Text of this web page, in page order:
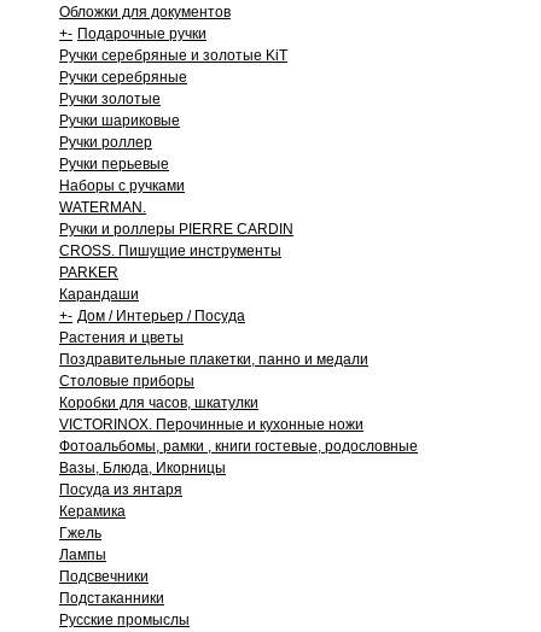
Обложки для документов
+- Подарочные ручки
Ручки серебряные и золотые KiT
Ручки серебряные
Ручки золотые
Ручки шариковые
Ручки роллер
Ручки перьевые
Наборы с ручками
WATERMAN.
Ручки и роллеры PIERRE CARDIN
CROSS. Пишущие инструменты
PARKER
Карандаши
+- Дом / Интерьер / Посуда
Растения и цветы
Поздравительные плакетки, панно и медали
Столовые приборы
Коробки для часов, шкатулки
VICTORINOX. Перочинные и кухонные ножи
Фотоальбомы, рамки , книги гостевые, родословные
Вазы, Блюда, Икорницы
Посуда из янтаря
Керамика
Гжель
Лампы
Подсвечники
Подстаканники
Русские промыслы